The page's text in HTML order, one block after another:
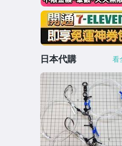
日本代購 看